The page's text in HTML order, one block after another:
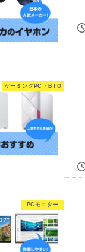
ゲーミングPC・BTO
PCモニター